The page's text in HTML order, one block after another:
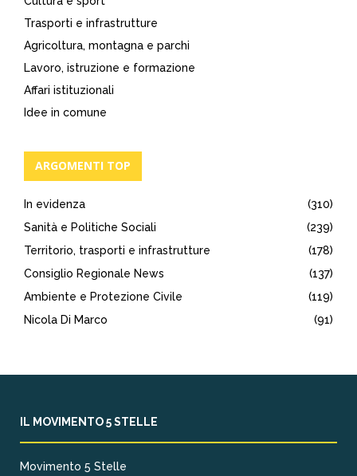
Trasporti e infrastrutture
Agricoltura, montagna e parchi
Lavoro, istruzione e formazione
Affari istituzionali
Idee in comune
ARGOMENTI TOP
In evidenza
(310)
Sanità e Politiche Sociali
(239)
Territorio, trasporti e infrastrutture
(178)
Consiglio Regionale News
(137)
Ambiente e Protezione Civile
(119)
Nicola Di Marco
(91)
IL MOVIMENTO 5 STELLE
Movimento 5 Stelle